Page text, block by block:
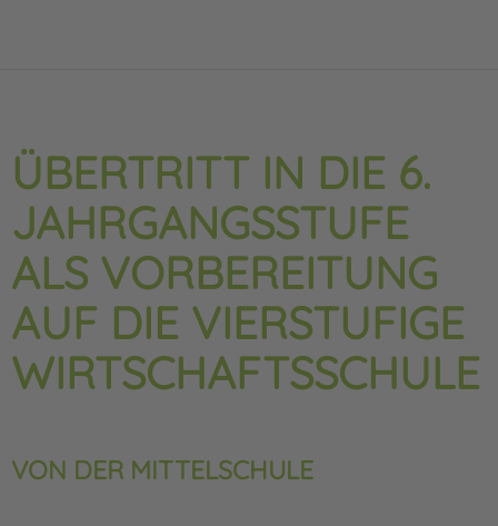
ÜBERTRITT IN DIE 6.
JAHRGANGSSTUFE
ALS VORBEREITUNG
AUF DIE VIERSTUFIGE
WIRTSCHAFTSSCHULE
VON DER MITTELSCHULE